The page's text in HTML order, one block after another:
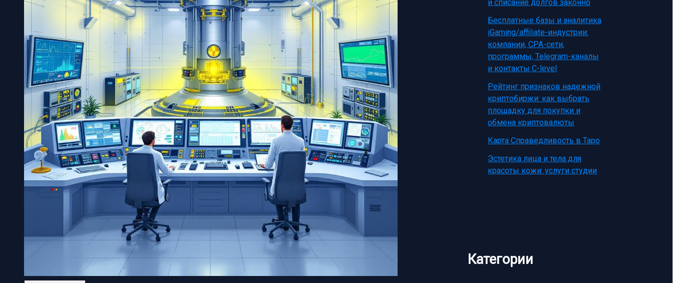
и списание долгов законно
Бесплатные базы и аналитика
iGaming/affiliate-индустрии:
компании, CPA-сети,
программы, Telegram-каналы
и контакты C-level
Рейтинг признаков надежной
криптобиржи: как выбрать
площадку для покупки и
обмена криптовалюты
Карта Справедливость в Таро
Эстетика лица и тела для
красоты кожи: услуги студии
Категории